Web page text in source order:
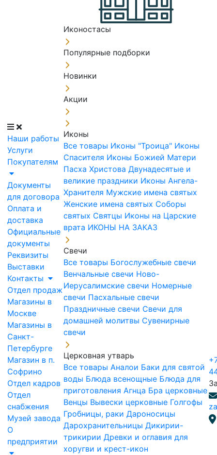
Наши работы
Услуги
Покупателям
Документы
для договора
Оплата и
доставка
Официальные
документы
Реквизиты
Выставки
Контакты
Отдел продаж
Магазины в
Москве
Магазины в
Санкт-
Петербурге
Магазин в п.
Софрино
Отдел кадров
Отдел
снабжения
Музей завода
О
предприятии
Иконостасы
Популярные подборки
Новинки
Акции
Иконы
Все товары Иконы "Троица" Иконы
Спасителя Иконы Божией Матери
Пасха Христова Двунадесятые и
великие праздники Иконы Ангела-
Хранителя Мужские имена святых
Женские имена святых Соборы
святых Святцы Иконы на Царские
врата ИКОНЫ НА ЗАКАЗ
Свечи
Все товары Богослужебные свечи
Венчальные свечи Ново-
Иерусалимские свечи Номерные
свечи Пасхальные свечи
Праздничные свечи Свечи для
домашней молитвы Сувенирные
свечи
Церковная утварь
Все товары Аналои Баки для святой
воды Блюда всенощные Блюда для
приготовления Агнца Бра церковные
Венцы Вывески церковные Голгофы
Гробницы, раки Дароносицы
Дарохранительницы Дикирии-
трикирии Древки и оглавия для
хоругви и крест-икон